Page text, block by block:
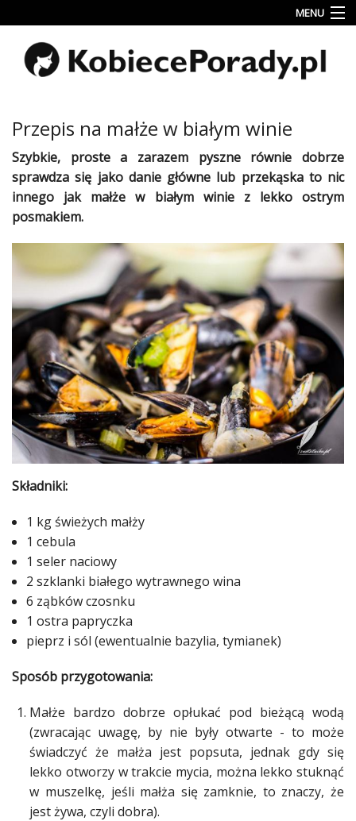
MENU
Uroda
Miłość
&
Dziecko
Przepisy
Kobiece
Wyznania
Wnętrza
Fitness
Ślub
&
Wesele
Moda
Zakupy
Kultura
Porady
ekspertów
Strefa
Blogerek
Studniówka
Dodaj
Dodaj
Dodaj
Najlepsze
Przepis na małże w białym winie
Szybkie, proste a zarazem pyszne równie dobrze
sprawdza się jako daniegłówne lub przekąskato nic
innego jak małże w białym winie z lekko ostrym
posmakiem.
Składniki:
1 kg świeżych małży
1 cebula
1 seler naciowy
2 szklanki białego wytrawnego wina
6 ząbków czosnku
1 ostra papryczka
pieprz i sól (ewentualnie bazylia, tymianek)
Sposób przygotowania:
Małże bardzo dobrze opłukać pod bieżącą wodą
(zwracając uwagę, by nie były otwarte - to może
świadczyć że małża jest popsuta, jednak gdy się
lekko otworzy w trakcie mycia, można lekko stuknąć
w muszelkę, jeśli małża się zamknie, to znaczy, że
jest żywa, czyli dobra).